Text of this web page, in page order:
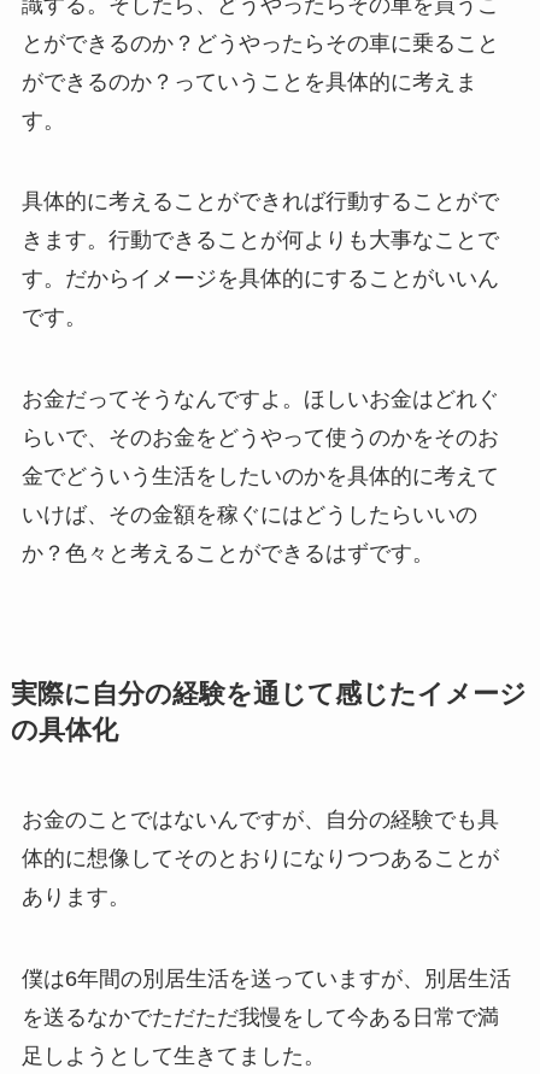
とができるのか？どうやったらその車に乗ること
ができるのか？っていうことを具体的に考えま
す。
具体的に考えることができれば行動することがで
きます。行動できることが何よりも大事なことで
す。だからイメージを具体的にすることがいいん
です。
お金だってそうなんですよ。ほしいお金はどれぐ
らいで、そのお金をどうやって使うのかをそのお
金でどういう生活をしたいのかを具体的に考えて
いけば、その金額を稼ぐにはどうしたらいいの
か？色々と考えることができるはずです。
実際に自分の経験を通じて感じたイメージ
の具体化
お金のことではないんですが、自分の経験でも具
体的に想像してそのとおりになりつつあることが
あります。
僕は6年間の別居生活を送っていますが、別居生活
を送るなかでただただ我慢をして今ある日常で満
足しようとして生きてました。